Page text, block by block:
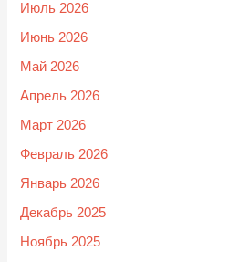
Июль 2026
Июнь 2026
Май 2026
Апрель 2026
Март 2026
Февраль 2026
Январь 2026
Декабрь 2025
Ноябрь 2025